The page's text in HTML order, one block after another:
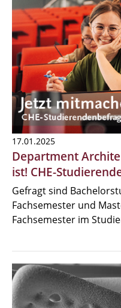
17.01.2025
Department
ist! CHE-
Gefragt sind
Fachsemester und
Fachsemester im